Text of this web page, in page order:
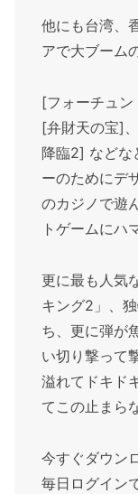
他にも台湾、
アで大ブーム
[フォーチュン
[弁財天の宝]
降臨2] などな
ーのためにデ
のカジノで遊
トゲームにハ
更に最も人気
キング2」、
ち、更に弾が
い切り撃って
溢れてドキド
てこの止まら
今すぐダウン
毎日ログイン